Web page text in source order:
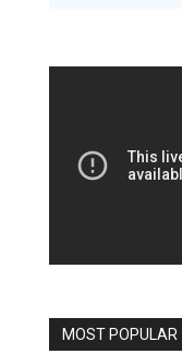
MOST POPULAR